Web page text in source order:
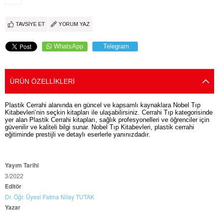
TAVSIYE ET YORUM YAZ
WhatsApp Telegram
ÜRÜN ÖZELLIKLERI
Plastik Cerrahi alanında en güncel ve kapsamlı kaynaklara Nobel Tıp
Kitabevleri’nin seçkin kitapları ile ulaşabilirsiniz. Cerrahi Tıp kategorisinde
yer alan Plastik Cerrahi kitapları, sağlık profesyonelleri ve öğrenciler için
güvenilir ve kaliteli bilgi sunar. Nobel Tıp Kitabevleri, plastik cerrahi
eğitiminde prestijli ve detaylı eserlerle yanınızdadır.
Yayım Tarihi
3/2022
Editör
Dr. Öğr. Üyesi Fatma Nilay TUTAK
Yazar